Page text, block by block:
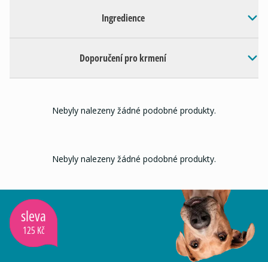
Ingredience
Doporučení pro krmení
Nebyly nalezeny žádné podobné produkty.
Nebyly nalezeny žádné podobné produkty.
sleva
125 Kč